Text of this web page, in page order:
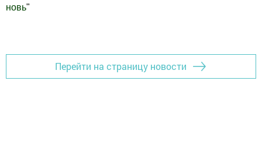
новь"
Перейти на страницу новости